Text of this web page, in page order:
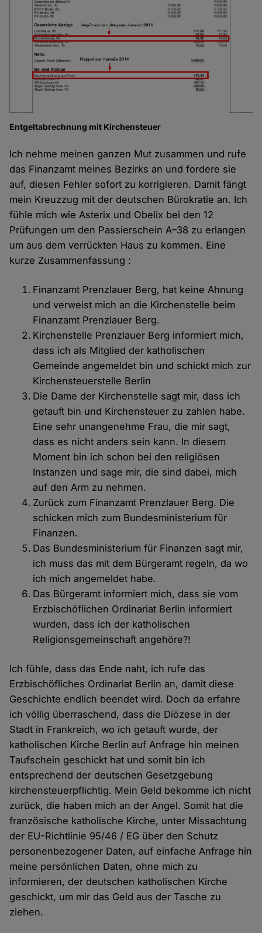
Entgeltabrechnung mit Kirchensteuer
Ich nehme meinen ganzen Mut zusammen und rufe
das Finanzamt meines Bezirks an und fordere sie
auf, diesen Fehler sofort zu korrigieren. Damit fängt
mein Kreuzzug mit der deutschen Bürokratie an. Ich
fühle mich wie Asterix und Obelix bei den 12
Prüfungen um den Passierschein A–38 zu erlangen
um aus dem verrückten Haus zu kommen. Eine
kurze Zusammenfassung :
Finanzamt Prenzlauer Berg, hat keine Ahnung
und verweist mich an die Kirchenstelle beim
Finanzamt Prenzlauer Berg.
Kirchenstelle Prenzlauer Berg informiert mich,
dass ich als Mitglied der katholischen
Gemeinde angemeldet bin und schickt mich zur
Kirchensteuerstelle Berlin
Die Dame der Kirchenstelle sagt mir, dass ich
getauft bin und Kirchensteuer zu zahlen habe.
Eine sehr unangenehme Frau, die mir sagt,
dass es nicht anders sein kann. In diesem
Moment bin ich schon bei den religiösen
Instanzen und sage mir, die sind dabei, mich
auf den Arm zu nehmen.
Zurück zum Finanzamt Prenzlauer Berg. Die
schicken mich zum Bundesministerium für
Finanzen.
Das Bundesministerium für Finanzen sagt mir,
ich muss das mit dem Bürgeramt regeln, da wo
ich mich angemeldet habe.
Das Bürgeramt informiert mich, dass sie vom
Erzbischöflichen Ordinariat Berlin informiert
wurden, dass ich der katholischen
Religionsgemeinschaft angehöre?!
Ich fühle, dass das Ende naht, ich rufe das
Erzbischöfliches Ordinariat Berlin an, damit diese
Geschichte endlich beendet wird. Doch da erfahre
ich völlig überraschend, dass die Diözese in der
Stadt in Frankreich, wo ich getauft wurde, der
katholischen Kirche Berlin auf Anfrage hin meinen
Taufschein geschickt hat und somit bin ich
entsprechend der deutschen Gesetzgebung
kirchensteuerpflichtig. Mein Geld bekomme ich nicht
zurück, die haben mich an der Angel. Somit hat die
französische katholische Kirche, unter Missachtung
der EU-Richtlinie 95/46 / EG über den Schutz
personenbezogener Daten, auf einfache Anfrage hin
meine persönlichen Daten, ohne mich zu
informieren, der deutschen katholischen Kirche
geschickt, um mir das Geld aus der Tasche zu
ziehen.